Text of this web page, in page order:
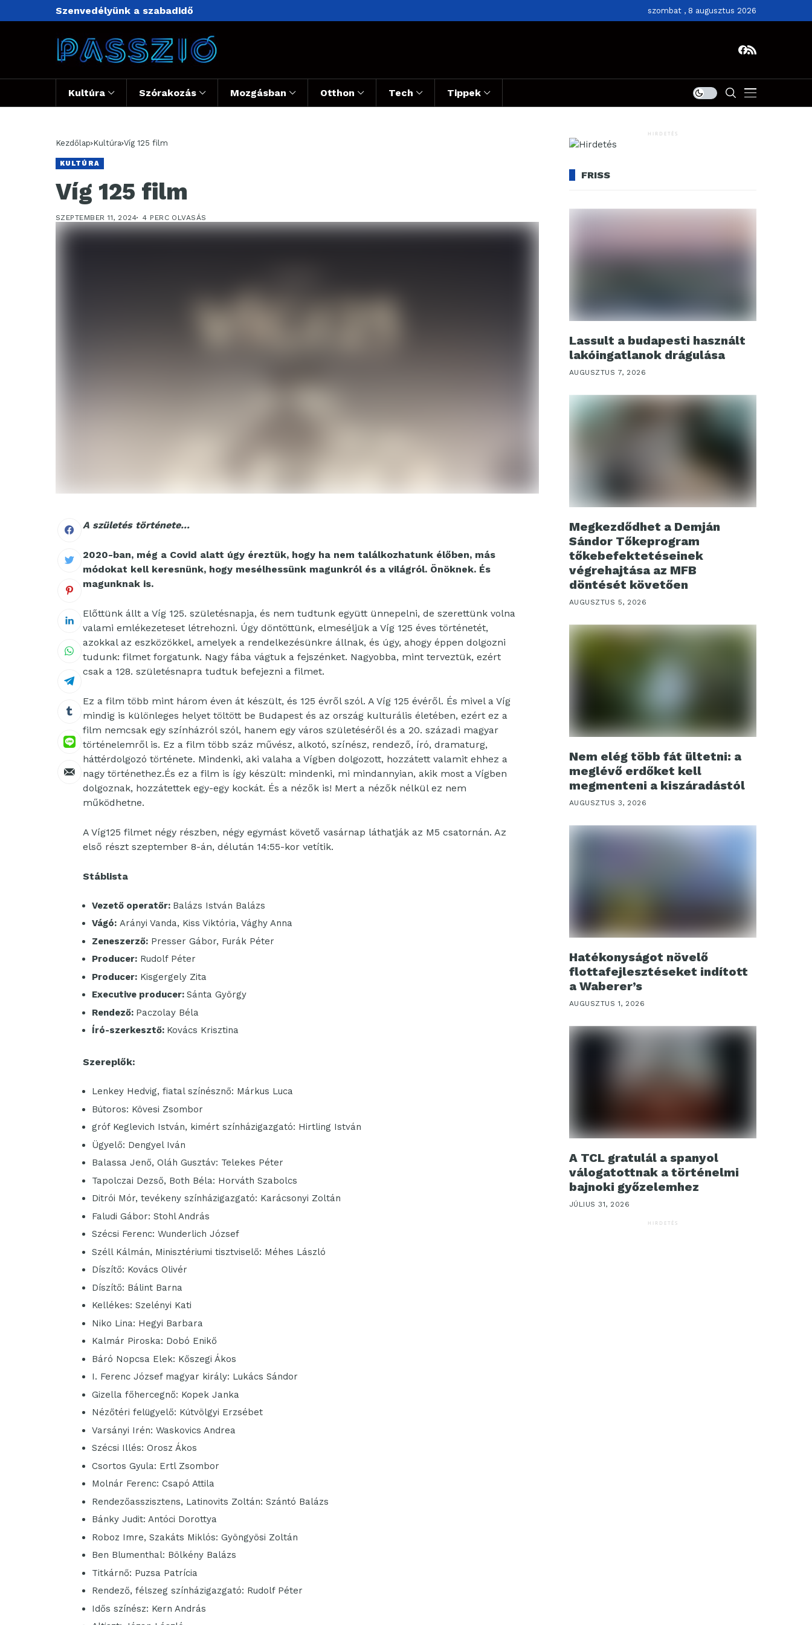
Szenvedélyünk a szabadidő szombat , 8 augusztus 2026
Kultúra Szórakozás Mozgásban Otthon Tech Tippek
Kezdőlap Kultúra Víg 125 film
KULTÚRA
Víg 125 film
SZEPTEMBER 11, 2024 4 PERC OLVASÁS
A születés története…
2020-ban, még a Covid alatt úgy éreztük, hogy ha nem találkozhatunk élőben, más
módokat kell keresnünk, hogy mesélhessünk magunkról és a világról. Önöknek. És
magunknak is.
Előttünk állt a Víg 125. születésnapja, és nem tudtunk együtt ünnepelni, de szerettünk volna
valami emlékezeteset létrehozni. Úgy döntöttünk, elmeséljük a Víg 125 éves történetét,
azokkal az eszközökkel, amelyek a rendelkezésünkre állnak, és úgy, ahogy éppen dolgozni
tudunk: filmet forgatunk. Nagy fába vágtuk a fejszénket. Nagyobba, mint terveztük, ezért
csak a 128. születésnapra tudtuk befejezni a filmet.
Ez a film több mint három éven át készült, és 125 évről szól. A Víg 125 évéről. És mivel a Víg
mindig is különleges helyet töltött be Budapest és az ország kulturális életében, ezért ez a
film nemcsak egy színházról szól, hanem egy város születéséről és a 20. századi magyar
történelemről is. Ez a film több száz művész, alkotó, színész, rendező, író, dramaturg,
háttérdolgozó története. Mindenki, aki valaha a Vígben dolgozott, hozzátett valamit ehhez a
nagy történethez.És ez a film is így készült: mindenki, mi mindannyian, akik most a Vígben
dolgoznak, hozzátettek egy-egy kockát. És a nézők is! Mert a nézők nélkül ez nem
működhetne.
A Víg125 filmet négy részben, négy egymást követő vasárnap láthatják az M5 csatornán. Az
első részt szeptember 8-án, délután 14:55-kor vetítik.
Stáblista
Vezető operatőr: Balázs István Balázs
Vágó: Arányi Vanda, Kiss Viktória, Vághy Anna
Zeneszerző: Presser Gábor, Furák Péter
Producer: Rudolf Péter
Producer: Kisgergely Zita
Executive producer: Sánta György
Rendező: Paczolay Béla
Író-szerkesztő: Kovács Krisztina
Szereplők:
Lenkey Hedvig, fiatal színésznő: Márkus Luca
Bútoros: Kövesi Zsombor
gróf Keglevich István, kimért színházigazgató: Hirtling István
Ügyelő: Dengyel Iván
Balassa Jenő, Oláh Gusztáv: Telekes Péter
Tapolczai Dezső, Both Béla: Horváth Szabolcs
Ditrói Mór, tevékeny színházigazgató: Karácsonyi Zoltán
Faludi Gábor: Stohl András
Szécsi Ferenc: Wunderlich József
Széll Kálmán, Minisztériumi tisztviselő: Méhes László
Díszítő: Kovács Olivér
Díszítő: Bálint Barna
Kellékes: Szelényi Kati
Niko Lina: Hegyi Barbara
Kalmár Piroska: Dobó Enikő
Báró Nopcsa Elek: Kőszegi Ákos
I. Ferenc József magyar király: Lukács Sándor
Gizella főhercegnő: Kopek Janka
Nézőtéri felügyelő: Kútvölgyi Erzsébet
Varsányi Irén: Waskovics Andrea
Szécsi Illés: Orosz Ákos
Csortos Gyula: Ertl Zsombor
Molnár Ferenc: Csapó Attila
Rendezőasszisztens, Latinovits Zoltán: Szántó Balázs
Bánky Judit: Antóci Dorottya
Roboz Imre, Szakáts Miklós: Gyöngyösi Zoltán
Ben Blumenthal: Bölkény Balázs
Titkárnő: Puzsa Patrícia
Rendező, félszeg színházigazgató: Rudolf Péter
Idős színész: Kern András
HIRDETÉS
FRISS
Lassult a budapesti használt
lakóingatlanok drágulása
AUGUSZTUS 7, 2026
Megkezdődhet a Demján
Sándor Tőkeprogram
tőkebefektetéseinek
végrehajtása az MFB
döntését követően
AUGUSZTUS 5, 2026
Nem elég több fát ültetni: a
meglévő erdőket kell
megmenteni a kiszáradástól
AUGUSZTUS 3, 2026
Hatékonyságot növelő
flottafejlesztéseket indított
a Waberer’s
AUGUSZTUS 1, 2026
A TCL gratulál a spanyol
válogatottnak a történelmi
bajnoki győzelemhez
JÚLIUS 31, 2026
HIRDETÉS